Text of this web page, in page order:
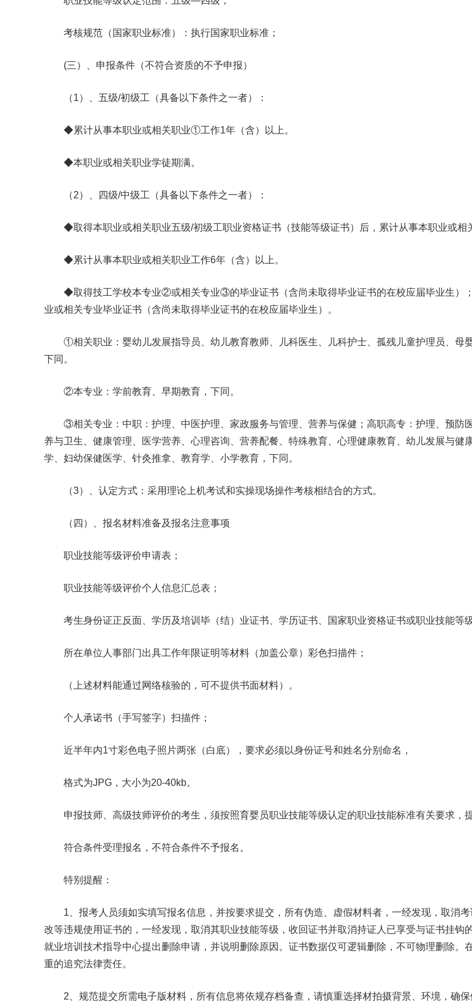
考核规范（国家职业标准）：执行国家职业标准；
(三）、申报条件（不符合资质的不予申报）
（1）、五级/初级工（具备以下条件之一者）：
◆累计从事本职业或相关职业①工作1年（含）以上。
◆本职业或相关职业学徒期满。
（2）、四级/中级工（具备以下条件之一者）：
◆取得本职业或相关职业五级/初级工职业资格证书（技能等级证书）后，累计从事本职业或相
◆累计从事本职业或相关职业工作6年（含）以上。
◆取得技工学校本专业②或相关专业③的毕业证书（含尚未取得毕业证书的在校应届毕业生）；
业或相关专业毕业证书（含尚未取得毕业证书的在校应届毕业生）。
①相关职业：婴幼儿发展指导员、幼儿教育教师、儿科医生、儿科护士、孤残儿童护理员、母
下同。
②本专业：学前教育、早期教育，下同。
③相关专业：中职：护理、中医护理、家政服务与管理、营养与保健；高职高专：护理、预防
养与卫生、健康管理、医学营养、心理咨询、营养配餐、特殊教育、心理健康教育、幼儿发展与
学、妇幼保健医学、针灸推拿、教育学、小学教育，下同。
（3）、认定方式：采用理论上机考试和实操现场操作考核相结合的方式。
（四）、报名材料准备及报名注意事项
职业技能等级评价申请表；
职业技能等级评价个人信息汇总表；
考生身份证正反面、学历及培训毕（结）业证书、学历证书、国家职业资格证书或职业技能等
所在单位人事部门出具工作年限证明等材料（加盖公章）彩色扫描件；
（上述材料能通过网络核验的，可不提供书面材料）。
个人承诺书（手写签字）扫描件；
近半年内1寸彩色电子照片两张（白底），要求必须以身份证号和姓名分别命名，
格式为JPG，大小为20-40kb。
申报技师、高级技师评价的考生，须按照育婴员职业技能等级认定的职业技能标准有关要求，
符合条件受理报名，不符合条件不予报名。
特别提醒：
1、报考人员须如实填写报名信息，并按要求提交，所有伪造、虚假材料者，一经发现，取消
改等违规使用证书的，一经发现，取消其职业技能等级，收回证书并取消持证人已享受与证书挂
就业培训技术指导中心提出删除申请，并说明删除原因。证书数据仅可逻辑删除，不可物理删除
重的追究法律责任。
2、规范提交所需电子版材料，所有信息将依规存档备查，请慎重选择材拍摄背景、环境，确保